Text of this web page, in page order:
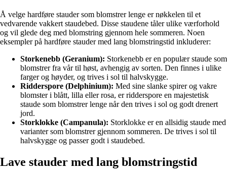
Å velge hardføre stauder som blomstrer lenge er nøkkelen til et
vedvarende vakkert staudebed. Disse staudene tåler ulike værforhold
og vil glede deg med blomstring gjennom hele sommeren. Noen
eksempler på hardføre stauder med lang blomstringstid inkluderer:
Storkenebb (Geranium): Storkenebb er en populær staude som
blomstrer fra vår til høst, avhengig av sorten. Den finnes i ulike
farger og høyder, og trives i sol til halvskygge.
Ridderspore (Delphinium): Med sine slanke spirer og vakre
blomster i blått, lilla eller rosa, er ridderspore en majestetisk
staude som blomstrer lenge når den trives i sol og godt drenert
jord.
Storklokke (Campanula): Storklokke er en allsidig staude med
varianter som blomstrer gjennom sommeren. De trives i sol til
halvskygge og passer godt i staudebed.
Lave stauder med lang blomstringstid